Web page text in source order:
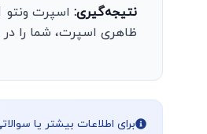
نتیجه‌گیری:
ظاهری اسپرت، شما را
برای اطلاعات بیشتر یا